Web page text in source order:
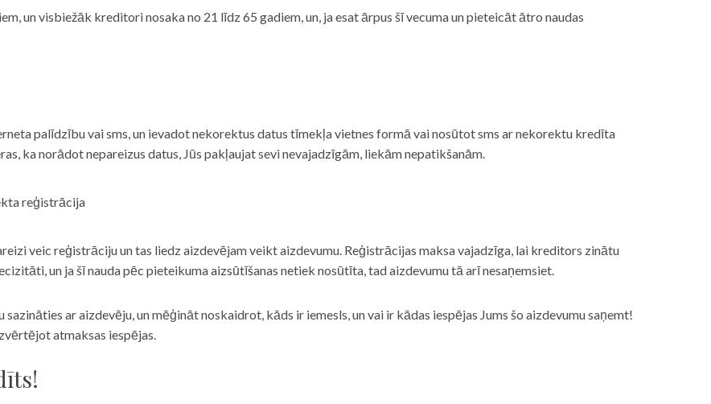
un visbiežāk kreditori nosaka no 21 līdz 65 gadiem, un, ja esat ārpus šī vecuma un pieteicāt ātro naudas
palīdzību vai sms, un ievadot nekorektus datus tīmekļa vietnes formā vai nosūtot sms ar nekorektu kredīta
ka norādot nepareizus datus, Jūs pakļaujat sevi nevajadzīgām, liekām nepatikšanām.
reģistrācija
veic reģistrāciju un tas liedz aizdevējam veikt aizdevumu. Reģistrācijas maksa vajadzīga, lai kreditors zinātu
un ja šī nauda pēc pieteikuma aizsūtīšanas netiek nosūtīta, tad aizdevumu tā arī nesaņemsiet.
sazināties ar aizdevēju, un mēģināt noskaidrot, kāds ir iemesls, un vai ir kādas iespējas Jums šo aizdevumu saņemt!
atmaksas iespējas.